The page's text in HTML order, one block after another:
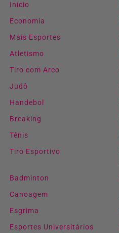
Início
Economia
Mais Esportes
Atletismo
Tiro com Arco
Judô
Handebol
Breaking
Tênis
Tiro Esportivo
Badminton
Canoagem
Esgrima
Esportes Universitários